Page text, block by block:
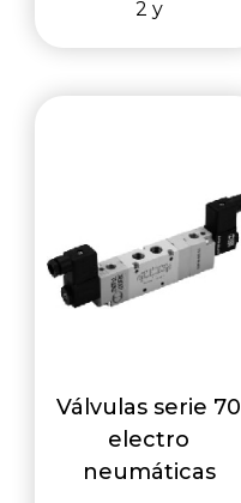
2 y
Válvulas serie 70
electro
neumáticas